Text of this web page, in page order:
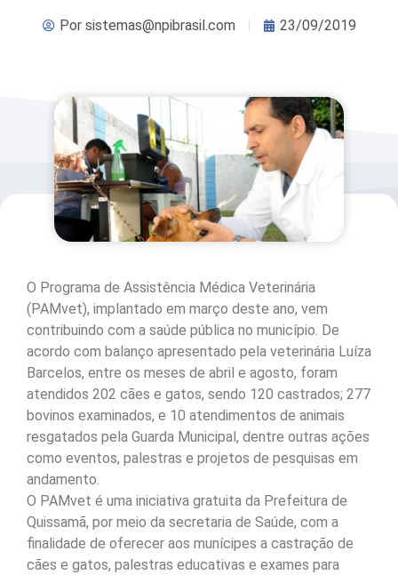
Porsistemas@npibrasil.com 23/09/2019
O Programa de Assistência Médica Veterinária
(PAMvet), implantado em março deste ano, vem
contribuindo com a saúde pública no município. De
acordo com balanço apresentado pela veterinária Luíza
Barcelos, entre os meses de abril e agosto, foram
atendidos 202 cães e gatos, sendo 120 castrados; 277
bovinos examinados, e 10 atendimentos de animais
resgatados pela Guarda Municipal, dentre outras ações
como eventos, palestras e projetos de pesquisas em
andamento.
O PAMvet é uma iniciativa gratuita da Prefeitura de
Quissamã, por meio da secretaria de Saúde, com a
finalidade de oferecer aos munícipes a castração de
cães e gatos, palestras educativas e exames para